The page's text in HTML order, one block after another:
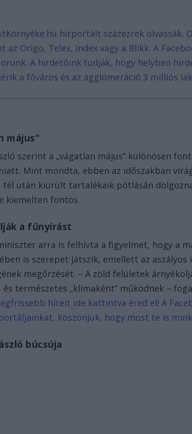
hírportált százezrek olvassák.
az Origo, Telex, Index vagy a Blikk. A
A hirdetőink tudják, hogy helyben
a főváros és az agglomeráció 3 milliós
május”
szerint a „vágatlan május” különösen
Mint mondta, ebben az időszakban
tél után kiürült tartalékaik pótlásán
kiemelten fontos.
a fűnyírást
arra is felhívta a figyelmet, hogy a
is szerepet játszik, emellett az
megőrzését. – A zöld felületek
és természetes „klímaként” működnek –
híreit ide kattintva éred el! A
köszönjük, hogy most te is
búcsúja